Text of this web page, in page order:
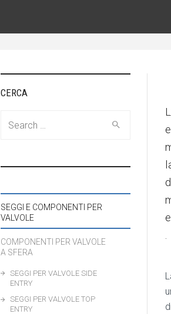
.
CERCA
SEGGI E COMPONENTI PER
VALVOLE
COMPONENTI PER VALVOLE
A SFERA
SEGGI PER VALVOLE SIDE
ENTRY
SEGGI PER VALVOLE TOP
ENTRY